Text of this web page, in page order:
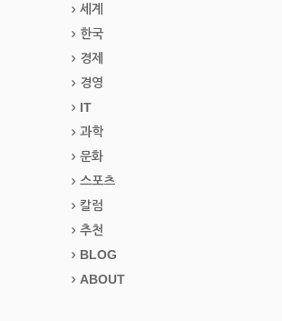
세계
한국
경제
경영
IT
과학
문화
스포츠
칼럼
추천
BLOG
ABOUT